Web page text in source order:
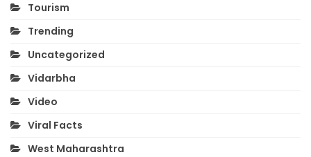
Tourism
Trending
Uncategorized
Vidarbha
Video
Viral Facts
West Maharashtra